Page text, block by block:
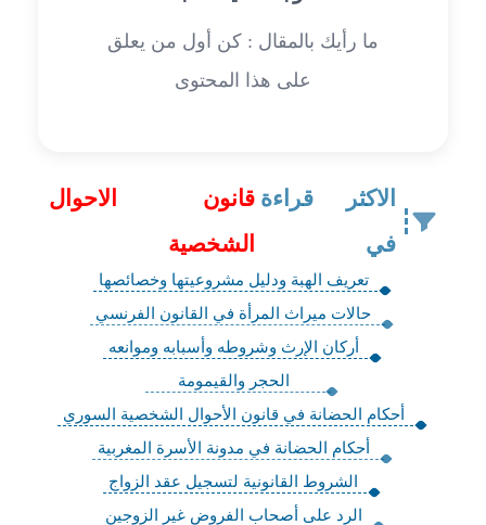
ما رأيك بالمقال : كن أول من يعلق
على هذا المحتوى
الاكثر قراءة
في
قانون الاحوال
الشخصية
تعريف الهبة ودليل مشروعيتها وخصائصها
حالات ميراث المرأة في القانون الفرنسي
أركان الإرث وشروطه وأسبابه وموانعه
‏الحجر والقيمومة
أحكام الحضانة في قانون الأحوال الشخصية السوري
أحكام الحضانة في مدونة الأسرة المغربية
الشروط القانونية لتسجيل عقد الزواج
الرد على أصحاب الفروض غير الزوجين